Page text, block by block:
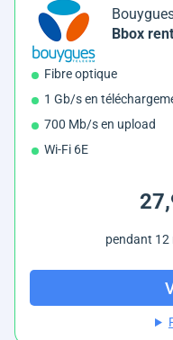
Bbox
Fibre optique
1 Gb/s en
700 Mb/s en upload
Wi-Fi 6E
pendant